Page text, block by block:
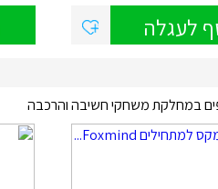
לעגלה
במחלקת משחקי חשיבה והרכבה